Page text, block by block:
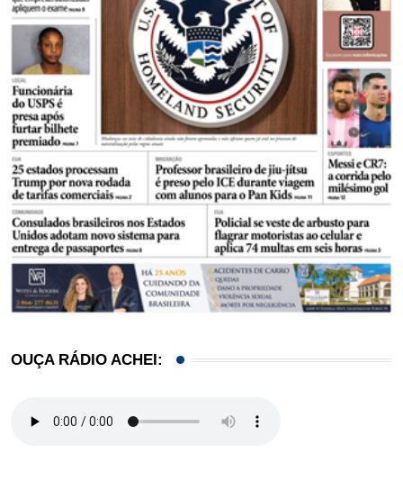
OUÇA RÁDIO ACHEI: